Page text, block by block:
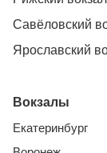
Савёловский
Ярославский
Вокзалы
Екатеринбург